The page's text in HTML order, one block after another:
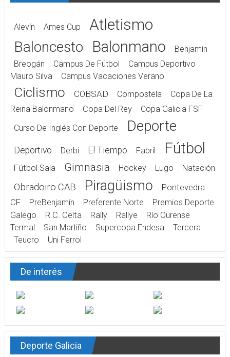
Alevín Ames Cup Atletismo
Baloncesto Balonmano
Benjamín
Breogán
Campus De Fútbol
Campus Deportivo
Mauro Silva
Campus Vacaciones Verano
Ciclismo COBSAD Compostela
Copa De La
Reina Balonmano
Copa Del Rey
Copa Galicia FSF
Curso De Inglés Con Deporte
Deporte
Deportivo Derbi El Tiempo Fabril Fútbol
Fútbol Sala Gimnasia Hockey Lugo Natación
Obradoiro CAB Piragüismo
Pontevedra
CF
PreBenjamín Preferente Norte
Premios Deporte
Galego
R.C. Celta Rally Rallye
Río Ourense
Termal
San Martiño Supercopa Endesa
Tercera
Teucro
Uni Ferrol
De interés
Deporte Galicia